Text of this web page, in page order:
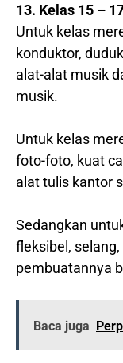
13. Kelas 15 –
Untuk kelas
konduktor,
alat-alat musik
musik.
Untuk kelas
foto-foto, kuat
alat tulis kantor
Sedangkan
fleksibel,
pembuatannya
Baca juga